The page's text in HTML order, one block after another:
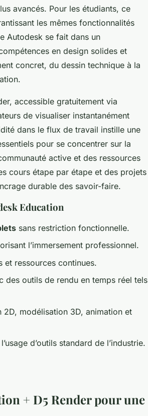
avancés. Pour les étudiants, ce
les mêmes fonctionnalités
Autodesk se fait dans un
en design solides et
concret, du dessin technique à la
accessible gratuitement via
de visualiser instantanément
dans le flux de travail instille une
pour se concentrer sur la
active et des ressources
cours étape par étape et des projets
durable des savoir-faire.
Education
sans restriction fonctionnelle.
l’immersement professionnel.
ressources continues.
des outils de rendu en temps réel tels
2D, modélisation 3D, animation et
d’outils standard de l’industrie.
+ D5 Render pour une